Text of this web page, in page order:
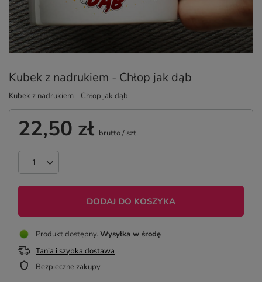
Kubek z nadrukiem - Chłop jak dąb
Kubek z nadrukiem - Chłop jak dąb
22,50 zł brutto/ szt.
DODAJ DO KOSZYKA
Produkt dostępny Wysyłka w środę
Tania i szybka dostawa
Bezpieczne zakupy